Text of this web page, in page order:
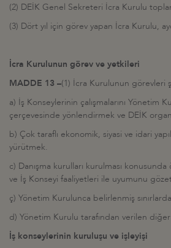
(2) DEİK Genel Sekreteri İcra Kurulu
(3) Dört yıl için görev yapan İcra Kurulu,
İcra Kurulunun görev ve yetkileri
MADDE 13 –(1) İcra Kurulunun görevleri
a) İş Konseylerinin çalışmalarını
çerçevesinde yönlendirmek ve DEİK
b) Çok taraflı ekonomik, siyasi ve idari
yürütmek.
c) Danışma kurulları kurulması
ve İş Konseyi faaliyetleri ile uyumunu
ç) Yönetim Kurulunca belirlenmiş
d) Yönetim Kurulu tarafından verilen
İş konseylerinin kuruluşu ve işleyişi